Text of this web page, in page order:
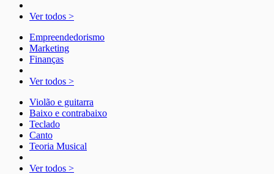
Ver todos >
Empreendedorismo
Marketing
Finanças
Ver todos >
Violão e guitarra
Baixo e contrabaixo
Teclado
Canto
Teoria Musical
Ver todos >